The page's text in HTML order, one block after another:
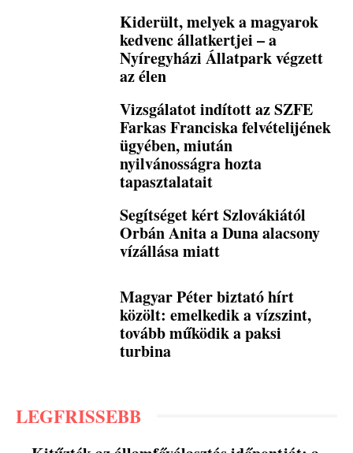
Kiderült, melyek a magyarok
kedvenc állatkertjei – a
Nyíregyházi Állatpark végzett
az élen
Vizsgálatot indított az SZFE
Farkas Franciska felvételijének
ügyében, miután
nyilvánosságra hozta
tapasztalatait
Segítséget kért Szlovákiától
Orbán Anita a Duna alacsony
vízállása miatt
Magyar Péter biztató hírt
közölt: emelkedik a vízszint,
tovább működik a paksi
turbina
LEGFRISSEBB